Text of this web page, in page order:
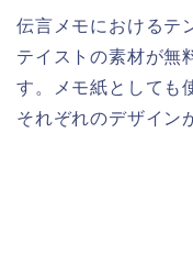
伝言メモにおけるテ
テイストの素材が無
す。メモ紙としても
それぞれのデザイン